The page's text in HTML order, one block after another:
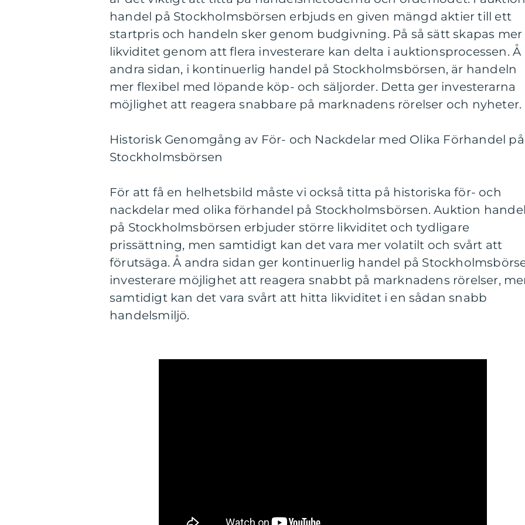
handel på Stockholmsbörsen erbjuds en given mängd aktier till ett
startpris och handeln sker genom budgivning. På så sätt skapas mer
likviditet genom att flera investerare kan delta i auktionsprocessen. Å
andra sidan, i kontinuerlig handel på Stockholmsbörsen, är handeln
mer flexibel med löpande köp- och säljorder. Detta ger investerarna
möjlighet att reagera snabbare på marknadens rörelser och nyheter.
Historisk Genomgång av För- och Nackdelar med Olika Förhandel på
Stockholmsbörsen
För att få en helhetsbild måste vi också titta på historiska för- och
nackdelar med olika förhandel på Stockholmsbörsen. Auktion
på Stockholmsbörsen erbjuder större likviditet och tydligare
prissättning, men samtidigt kan det vara mer volatilt och svårt att
förutsäga. Å andra sidan ger kontinuerlig handel på
investerare möjlighet att reagera snabbt på marknadens rörelser,
samtidigt kan det vara svårt att hitta likviditet i en sådan snabb
handelsmiljö.